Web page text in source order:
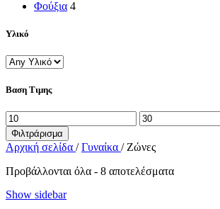
Φούξια 4
Υλικό
Βαση Τιμης
Ελάχιστη
τιμή
Μέγιστη
τιμή
Φιλτράρισμα
Αρχική σελίδα / Γυναίκα / Ζώνες
Προβάλλονται όλα - 8 αποτελέσματα
Show sidebar